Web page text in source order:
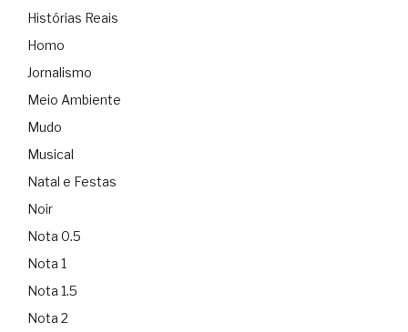
Histórias Reais
Homo
Jornalismo
Meio Ambiente
Mudo
Musical
Natal e Festas
Noir
Nota 0.5
Nota 1
Nota 1.5
Nota 2